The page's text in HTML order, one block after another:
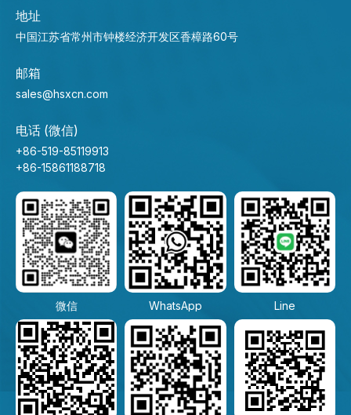
地址
中国江苏省常州市钟楼经济开发区香樟路60号
邮箱
sales@hsxcn.com
电话 (微信)
+86-519-85119913
+86-15861188718
微信 WhatsApp Line